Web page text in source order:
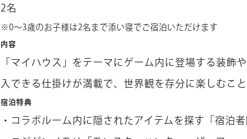
2名
※0～3歳のお子様は2名まで添い寝でご宿泊いただけます
内容
「マイハウス」をテーマにゲーム内に登場する装飾
入できる仕掛けが満載で、世界観を存分に楽しむこ
宿泊特典
・コラボルーム内に隠されたアイテムを探す「宿泊